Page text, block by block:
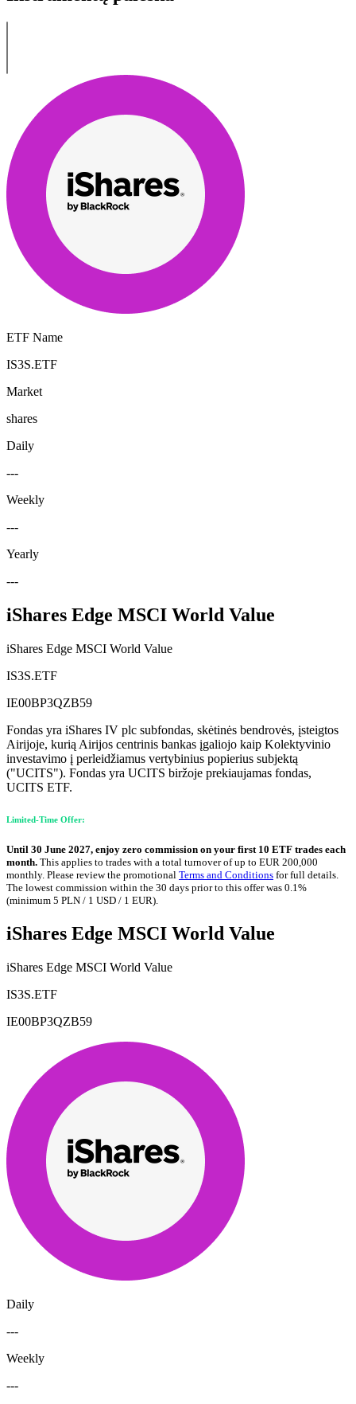
ETF Name
IS3S.ETF
Market
shares
Daily
---
Weekly
---
Yearly
---
iShares Edge MSCI World Value
iShares Edge MSCI World Value
IS3S.ETF
IE00BP3QZB59
Fondas yra iShares IV plc subfondas, skėtinės bendrovės, įsteigtos
Airijoje, kurią Airijos centrinis bankas įgaliojo kaip Kolektyvinio
investavimo į perleidžiamus vertybinius popierius subjektą
("UCITS"). Fondas yra UCITS biržoje prekiaujamas fondas,
UCITS ETF.
Limited-Time Offer:
Until 30 June 2027, enjoy zero commission on your first 10 ETF trades each
month. This applies to trades with a total turnover of up to EUR 200,000
monthly. Please review the promotional Terms and Conditions for full details.
The lowest commission within the 30 days prior to this offer was 0.1%
(minimum 5 PLN / 1 USD / 1 EUR).
iShares Edge MSCI World Value
iShares Edge MSCI World Value
IS3S.ETF
IE00BP3QZB59
Daily
---
Weekly
---